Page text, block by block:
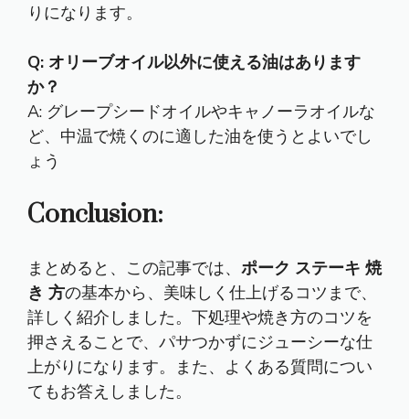
りになります。
Q: オリーブオイル以外に使える油はあります
か？
A: グレープシードオイルやキャノーラオイルな
ど、中温で焼くのに適した油を使うとよいでし
ょう
Conclusion:
まとめると、この記事では、 ポーク ステーキ 焼
き 方の基本から、美味しく仕上げるコツまで、
詳しく紹介しました。下処理や焼き方のコツを
押さえることで、パサつかずにジューシーな仕
上がりになります。また、よくある質問につい
てもお答えしました。